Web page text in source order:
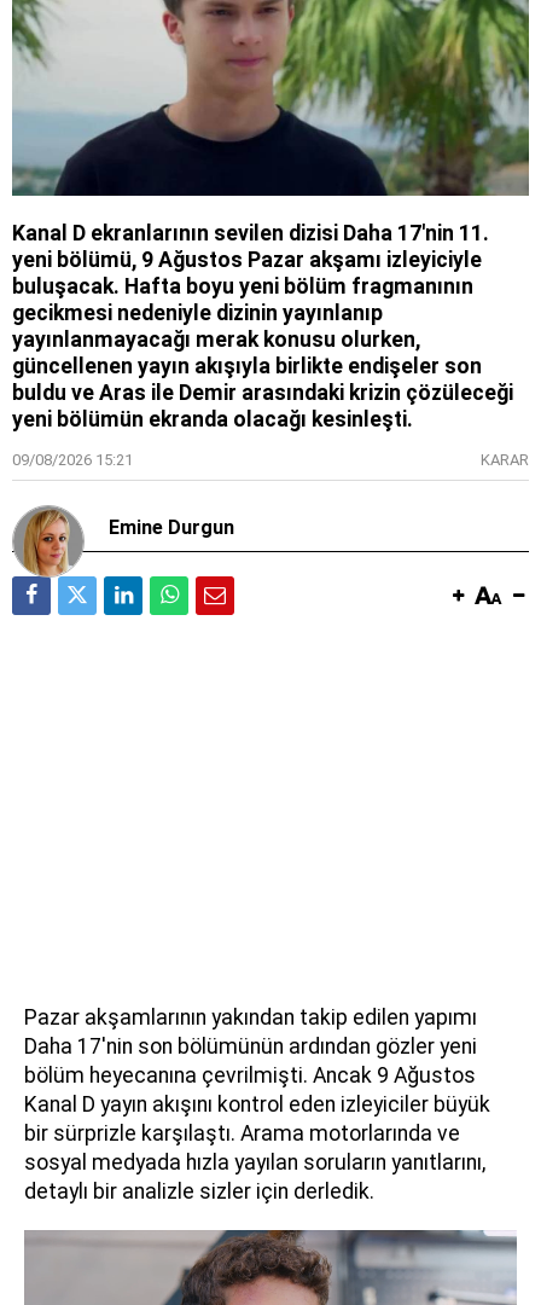
Kanal D ekranlarının sevilen dizisi Daha 17'nin 11.
yeni bölümü, 9 Ağustos Pazar akşamı izleyiciyle
buluşacak. Hafta boyu yeni bölüm fragmanının
gecikmesi nedeniyle dizinin yayınlanıp
yayınlanmayacağı merak konusu olurken,
güncellenen yayın akışıyla birlikte endişeler son
buldu ve Aras ile Demir arasındaki krizin çözüleceği
yeni bölümün ekranda olacağı kesinleşti.
09/08/2026 15:21 KARAR
Emine Durgun
Pazar akşamlarının yakından takip edilen yapımı
Daha 17'nin son bölümünün ardından gözler yeni
bölüm heyecanına çevrilmişti. Ancak 9 Ağustos
Kanal D yayın akışını kontrol eden izleyiciler büyük
bir sürprizle karşılaştı. Arama motorlarında ve
sosyal medyada hızla yayılan soruların yanıtlarını,
detaylı bir analizle sizler için derledik.